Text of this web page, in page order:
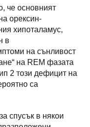
че основният
орексин-
хипоталамус,
в
на сънливост
на REM фазата
2 този дефицит на
са
спусък в някои